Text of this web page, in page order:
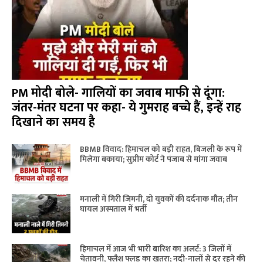
PM मोदी बोले- गालियों का जवाब माफी से दूंगा:
जंतर-मंतर घटना पर कहा- ये गुमराह बच्चे हैं, इन्हें राह
दिखाने का समय है
BBMB विवाद: हिमाचल को बड़ी राहत, बिजली के रूप में
मिलेगा बकाया; सुप्रीम कोर्ट ने पंजाब से मांगा जवाब
मनाली में गिरी जिमनी, दो युवकों की दर्दनाक मौत; तीन
घायल अस्पताल में भर्ती
हिमाचल में आज भी भारी बारिश का अलर्ट: 3 जिलों में
चेतावनी, फ्लैश फ्लड का खतरा; नदी-नालों से दूर रहने की